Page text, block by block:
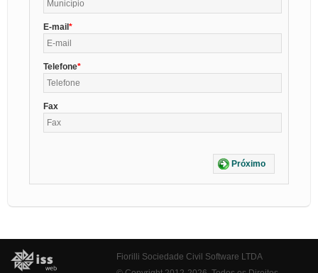
E-mail
Telefone
Fax
Próximo
Fiorilli Sociedade Civil Software LTDA